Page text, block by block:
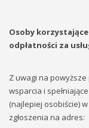
Osoby
odpłatności za
Z uwagi na
wsparcia i
(najlepiej osobiście)
zgłoszenia na adres: